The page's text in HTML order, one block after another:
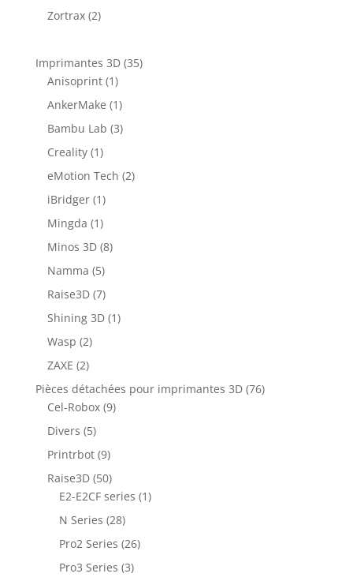
Zortrax (2)
Imprimantes 3D (35)
Anisoprint (1)
AnkerMake (1)
Bambu Lab (3)
Creality (1)
eMotion Tech (2)
iBridger (1)
Mingda (1)
Minos 3D (8)
Namma (5)
Raise3D (7)
Shining 3D (1)
Wasp (2)
ZAXE (2)
Pièces détachées pour imprimantes 3D (76)
Cel-Robox (9)
Divers (5)
Printrbot (9)
Raise3D (50)
E2-E2CF series (1)
N Series (28)
Pro2 Series (26)
Pro3 Series (3)